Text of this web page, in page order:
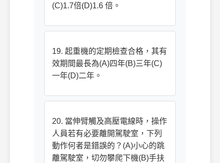
(C)1.7倍(D)1.6 倍。
19. 起重機的定期檢查合格，其有
效期間最長為(A)四年(B)三年(C)
一年(D)二年。
20. 當伸臂觸及高壓電線時，操作
人員若有必要離開駕駛室，下列
動作何者是錯誤的？(A)小心的跳
離駕駛室，切勿攀爬下機(B)手扶